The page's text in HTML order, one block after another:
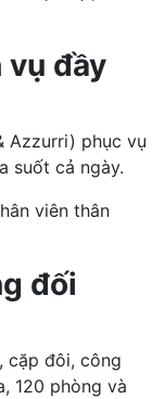
đầy
Azzurri) phục vụ
suốt cả ngày.
viên thân
đối
cặp đôi, công
120 phòng và